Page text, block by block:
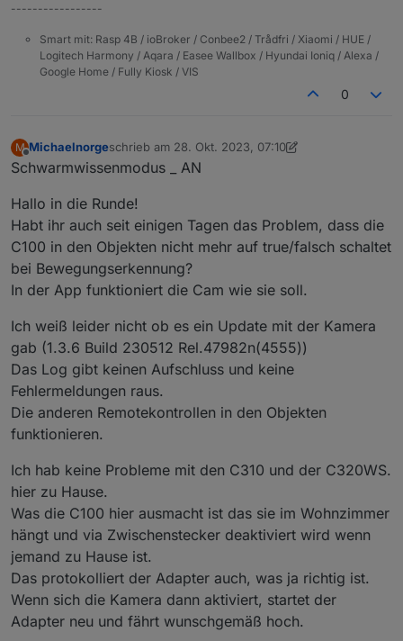
die App im eigenen WLAN auch lokal auf die Kamera
zugreift, oder liege ich da falsch?
-----------------
Smart mit: Rasp 4B / ioBroker / Conbee2 / Trådfri / Xiaomi / HUE /
Logitech Harmony / Aqara / Easee Wallbox / Hyundai Ioniq / Alexa /
Google Home / Fully Kiosk / VIS
0
M
Offline
Michaelnorgeschrieb am 28. Okt. 2023, 07:10
zuletzt editiert von Michaelnorge
Schwarmwissenmodus _ AN
Hallo in die Runde!
Habt ihr auch seit einigen Tagen das Problem, dass die
C100 in den Objekten nicht mehr auf true/falsch schaltet
bei Bewegungserkennung?
In der App funktioniert die Cam wie sie soll.
Ich weiß leider nicht ob es ein Update mit der Kamera
gab (1.3.6 Build 230512 Rel.47982n(4555))
Das Log gibt keinen Aufschluss und keine
Fehlermeldungen raus.
Die anderen Remotekontrollen in den Objekten
funktionieren.
Ich hab keine Probleme mit den C310 und der C320WS.
hier zu Hause.
Was die C100 hier ausmacht ist das sie im Wohnzimmer
hängt und via Zwischenstecker deaktiviert wird wenn
jemand zu Hause ist.
Das protokolliert der Adapter auch, was ja richtig ist.
Wenn sich die Kamera dann aktiviert, startet der
Adapter neu und fährt wunschgemäß hoch.